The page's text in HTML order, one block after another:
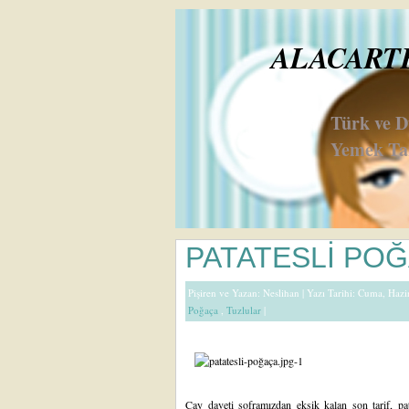
Türk ve
Yemek
PATATESLİ
Pişiren ve Yazan: Neslihan | Yazı Tarihi: Cuma,
Poğaça , Tuzlular |
Çay daveti soframızdan eksik kalan son tarif,